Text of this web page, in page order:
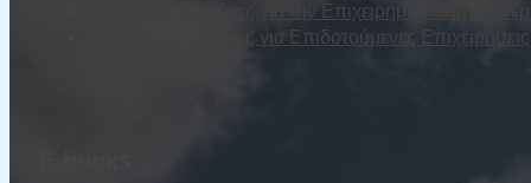
Επιλέξιμες Δαπάνες για την Επιχειρηματικότητα
Επιλέξιμες Δαπάνες για Επιδοτούμενες